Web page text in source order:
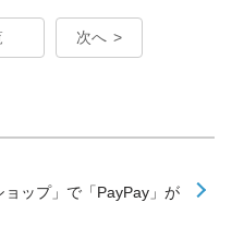
次へ
ョップ」で「PayPay」が